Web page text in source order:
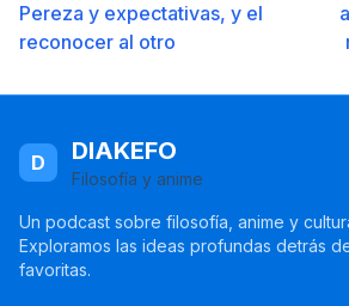
Pereza y expectativas, y el
reconocer al otro
D DIAKEFO
Filosofía y anime
Un podcast sobre filosofía, anime y
Exploramos las ideas profundas detrás
favoritas.